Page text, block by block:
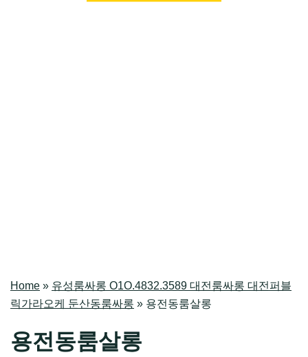
Home » 유성룸싸롱 O1O.4832.3589 대전룸싸롱 대전퍼블
릭가라오케 둔산동룸싸롱 » 용전동룸살롱
용전동룸살롱